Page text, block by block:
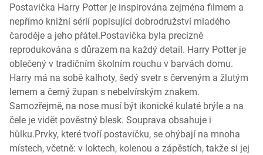
Postavička Harry Potter je inspirována zejména filmem a
nepřímo knižní sérií popisující dobrodružství mladého
čaroděje a jeho přátel.Postavička byla precizně
reprodukována s důrazem na každý detail. Harry Potter je
oblečený v tradičním školním rouchu v barvách domu.
Harry má na sobě kalhoty, šedý svetr s červeným a žlutým
lemem a černý župan s nebelvírským znakem.
Samozřejmě, na nose musí být ikonické kulaté brýle a na
čele je vidět pověstný blesk. Souprava obsahuje i
hůlku.Prvky, které tvoří postavičku, se ohýbají na mnoha
místech, včetně: v loktech, kolenou a zápěstích, takže si jej